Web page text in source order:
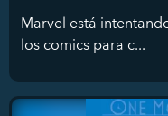
Marvel está
los comics para c...